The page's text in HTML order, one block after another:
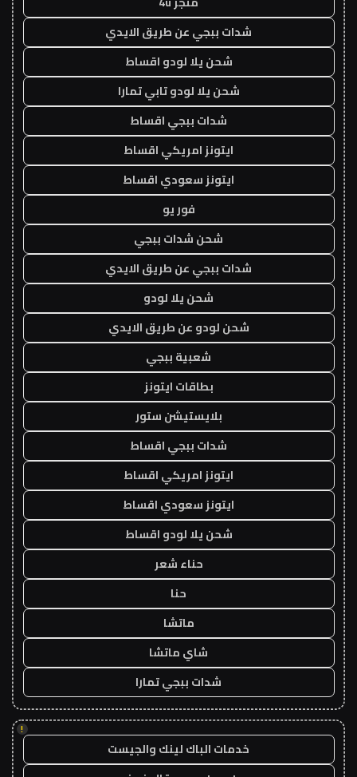
شدات ببجي عن طريق الايدي
شحن يلا لودو اقساط
شحن يلا لودو تابي تمارا
شدات ببجي اقساط
ايتونز امريكي اقساط
ايتونز سعودي اقساط
فور يو
شحن شدات ببجي
شدات ببجي عن طريق الايدي
شحن يلا لودو
شحن لودو عن طريق الايدي
شعبية ببجي
بطاقات ايتونز
بلايستيشن ستور
شدات ببجي اقساط
ايتونز امريكي اقساط
ايتونز سعودي اقساط
شحن يلا لودو اقساط
حناء شعر
حنا
ماتشا
شاي ماتشا
شدات ببجي تمارا
!
خدمات الباك لينك والجيست